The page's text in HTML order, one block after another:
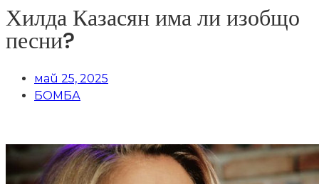
Хилда Казасян има ли изобщо
песни?
май 25, 2025
БОМБА